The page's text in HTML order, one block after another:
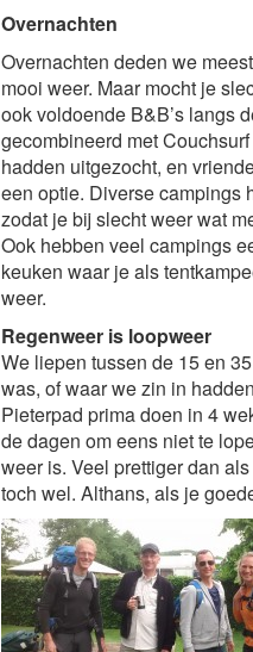
Overnachten
Overnachten deden we
mooi weer. Maar mocht je
ook voldoende B&B’s langs
gecombineerd met
hadden uitgezocht, en
een optie. Diverse campings
zodat je bij slecht weer wat
Ook hebben veel campings
keuken waar je als
weer.
Regenweer is loopweer
We liepen tussen de 15 en
was, of waar we zin in
Pieterpad prima doen in 4
de dagen om eens niet te
weer is. Veel prettiger dan
toch wel. Althans, als je